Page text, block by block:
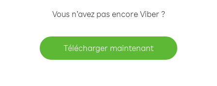
Vous n’avez pas encore Viber ?
Télécharger maintenant